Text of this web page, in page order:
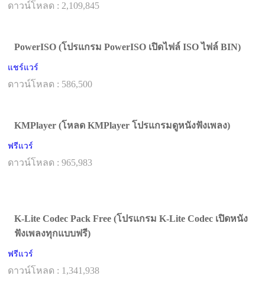
ดาวน์โหลด : 2,109,845
PowerISO (โปรแกรม PowerISO เปิดไฟล์ ISO ไฟล์ BIN)
แชร์แวร์
ดาวน์โหลด : 586,500
KMPlayer (โหลด KMPlayer โปรแกรมดูหนังฟังเพลง)
ฟรีแวร์
ดาวน์โหลด : 965,983
K-Lite Codec Pack Free (โปรแกรม K-Lite Codec เปิดหนัง
ฟังเพลงทุกแบบฟรี)
ฟรีแวร์
ดาวน์โหลด : 1,341,938